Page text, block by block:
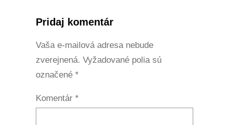
Pridaj komentár
Vaša e-mailová adresa nebude
zverejnená. Vyžadované polia sú
označené *
Komentár *